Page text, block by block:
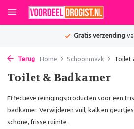
Gratis verzending
Terug Home Schoonmaak Toilet
Toilet & Badkamer
Effectieve reinigingsproducten voor een
badkamer. Verwijderen vuil, kalk en
schone, frisse ruimte.